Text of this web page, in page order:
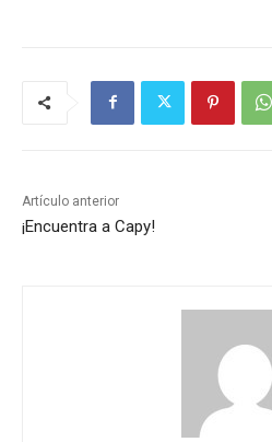
Artículo anterior
¡Encuentra a Capy!